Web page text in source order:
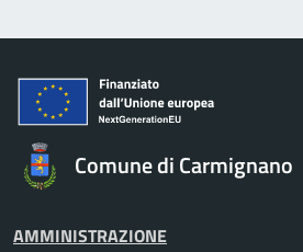
Comune di Carmignano
AMMINISTRAZIONE